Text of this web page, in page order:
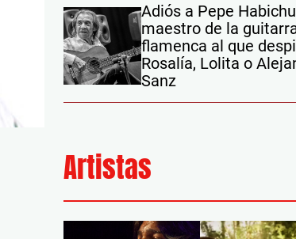
Adiós a Pepe
maestro de la
flamenca al que
Rosalía, Lolita o
Sanz
Artistas